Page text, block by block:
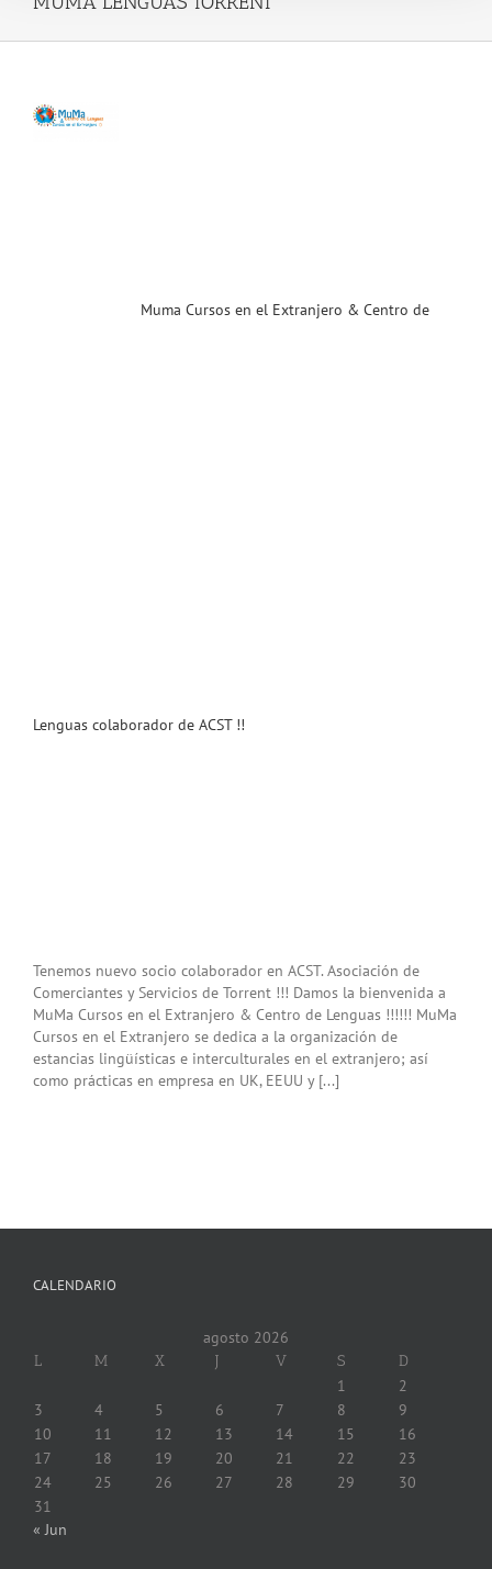
Muma Cursos en el Extranjero & Centro de
Lenguas colaborador de ACST !!
Tenemos nuevo socio colaborador en ACST. Asociación de
Comerciantes y Servicios de Torrent !!! Damos la bienvenida a
MuMa Cursos en el Extranjero & Centro de Lenguas !!!!!! MuMa
Cursos en el Extranjero se dedica a la organización de
estancias lingüísticas e interculturales en el extranjero; así
como prácticas en empresa en UK, EEUU y [...]
CALENDARIO
agosto 2026
L M X J V S D
1
2
3
4 5 6 7 8
9
10
11 12 13 14 15
16
17
18 19 20 21 22
23
24
25 26 27 28 29
30
31
« Jun